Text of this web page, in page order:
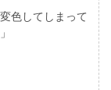
色してしまって